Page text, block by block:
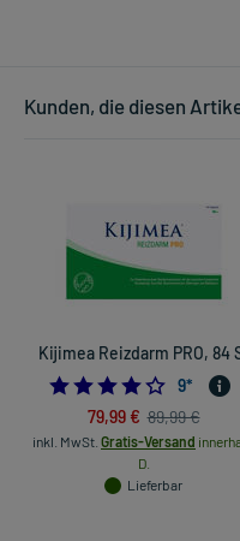
Kunden, die diesen
Kijimea Reizdarm PRO, 84
9*
79,99 € 89,99 €
inkl. MwSt. Gratis-Versand
D.
Lieferbar